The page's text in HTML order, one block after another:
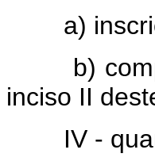
a)
b)
inciso II
IV -